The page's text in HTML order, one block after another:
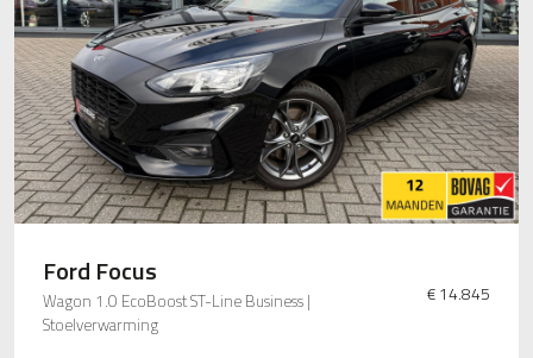
Ford Focus
Wagon 1.0 EcoBoost ST-Line Business |
Stoelverwarming
€ 14.845